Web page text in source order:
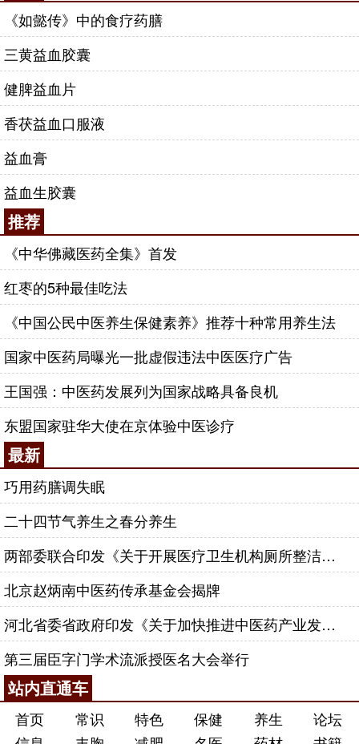
《如懿传》中的食疗药膳
三黄益血胶囊
健脾益血片
香茯益血口服液
益血膏
益血生胶囊
推荐
《中华佛藏医药全集》首发
红枣的5种最佳吃法
《中国公民中医养生保健素养》推荐十种常用养生法
国家中医药局曝光一批虚假违法中医医疗广告
王国强：中医药发展列为国家战略具备良机
东盟国家驻华大使在京体验中医诊疗
最新
巧用药膳调失眠
二十四节气养生之春分养生
两部委联合印发《关于开展医疗卫生机构厕所整洁专项行动的通知》
北京赵炳南中医药传承基金会揭牌
河北省委省政府印发《关于加快推进中医药产业发展的实施意见》
第三届臣字门学术流派授医名大会举行
站内直通车
首页 常识 特色 保健 养生
论坛